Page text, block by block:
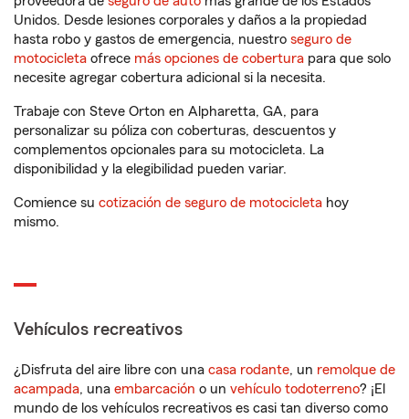
Unidos. Desde lesiones corporales y daños a la propiedad
hasta robo y gastos de emergencia, nuestro seguro de
motocicleta ofrece más opciones de cobertura para que solo
necesite agregar cobertura adicional si la necesita.
Trabaje con Steve Orton en Alpharetta, GA, para
personalizar su póliza con coberturas, descuentos y
complementos opcionales para su motocicleta. La
disponibilidad y la elegibilidad pueden variar.
Comience su cotización de seguro de motocicleta hoy
mismo.
Vehículos recreativos
¿Disfruta del aire libre con una casa rodante, un remolque de
acampada, una embarcación o un vehículo todoterreno? ¡El
mundo de los vehículos recreativos es casi tan diverso como